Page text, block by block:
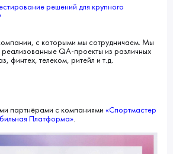
решений для крупного
с которыми мы сотрудничаем. Мы
QA-проекты из различных
финтех, телеком, ритейл и т.д.
партнёрами с компаниями «Спортмастер
Платформа».